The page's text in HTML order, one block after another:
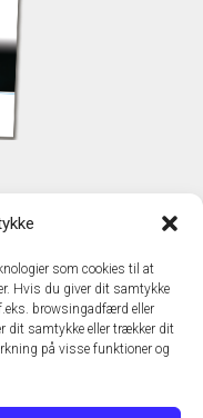
som cookies til at
Hvis du giver dit samtykke
browsingadfærd eller
dit samtykke eller trækker dit
på visse funktioner og
28